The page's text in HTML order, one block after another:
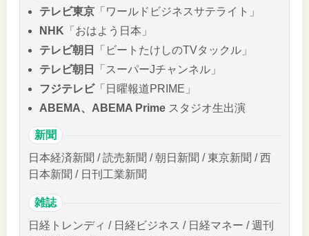
テレビ東京 「ワールドビジネスサテライト」
NHK 「おはよう日本」
テレビ朝日
「ビートたけしのTVタックル」
テレビ朝日
「スーパーJチャンネル」
フジテレビ「日曜報道PRIME」
ABEMA、ABEMA Prime スタジオ生出演
新聞
日本経済新聞 / 読売新聞 / 朝日新聞 / 東京新聞 / 西
日本新聞 / 日刊工業新聞
雑誌
日経トレンディ / 日経ビジネス / 日経マネー / 週刊